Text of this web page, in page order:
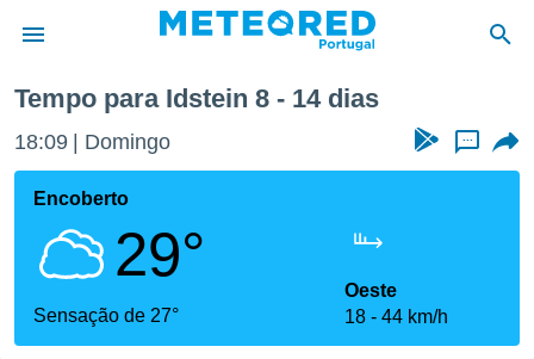
da
foi
fornecidas
a este
das
Tempo para Idstein 8 - 14 dias
18:09 Domingo ...
Encoberto
29°
Sensação de 27°
Oeste
18
44 km/h